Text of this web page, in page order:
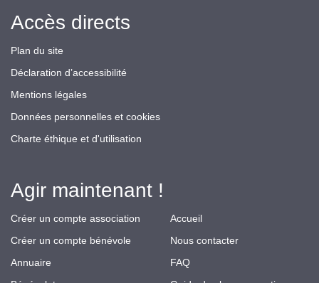
Accès directs
Plan du site
Déclaration d’accessibilité
Mentions légales
Données personnelles et cookies
Charte éthique et d'utilisation
Agir maintenant !
Créer un compte association
Créer un compte bénévole
Annuaire
Accueil
Nous contacter
FAQ